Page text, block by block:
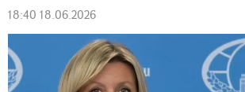
18:40 18.06.2026